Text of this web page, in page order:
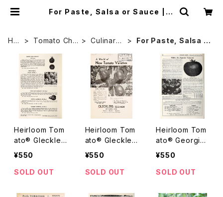
For Paste, Salsa or Sauce | H
HO
Tomato Cha
Culinary
For Paste, Salsa o
Heirloom Tom
ato® Gleckler
s Seedmen's
ano エアルー
クラーズ・シード
¥550
SOLD OUT
Heirloom Tom
ato® Gleckler
s Seedmen's
エアルーム・トマ
ズ・シードマン
¥550
SOLD OUT
Heirloom Tom
ato® Georgia
Favorite エアル
ョージア・フェイ
¥550
SOLD OUT